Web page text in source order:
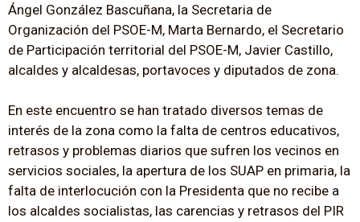
Ángel González Bascuñana, la Secretaria de
Organización del PSOE-M, Marta Bernardo, el Secretario
de Participación territorial del PSOE-M, Javier Castillo,
alcaldes y alcaldesas, portavoces y diputados de zona.
En este encuentro se han tratado diversos temas de
interés de la zona como la falta de centros educativos,
retrasos y problemas diarios que sufren los vecinos en
servicios sociales, la apertura de los SUAP en primaria, la
falta de interlocución con la Presidenta que no recibe a
los alcaldes socialistas, las carencias y retrasos del PIR